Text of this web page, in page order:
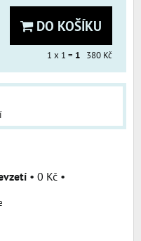
DO KOŠÍKU
1 x 1 = 1 380 Kč
• 0 Kč •